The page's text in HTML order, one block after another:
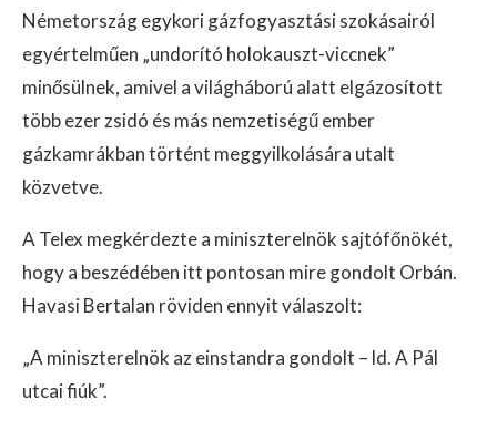
Németország egykori gázfogyasztási szokásairól
egyértelműen „undorító holokauszt-viccnek”
minősülnek, amivel a világháború alatt elgázosított
több ezer zsidó és más nemzetiségű ember
gázkamrákban történt meggyilkolására utalt
közvetve.
A Telex megkérdezte a miniszterelnök sajtófőnökét,
hogy a beszédében itt pontosan mire gondolt Orbán.
Havasi Bertalan röviden ennyit válaszolt:
„A miniszterelnök az einstandra gondolt – ld. A Pál
utcai fiúk”.